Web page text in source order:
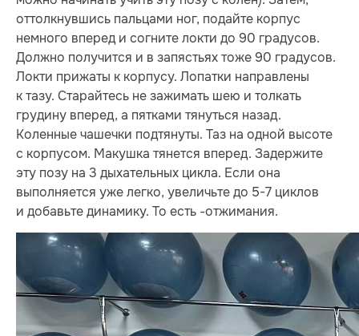
оттолкнувшись пальцами ног, подайте корпус
немного вперед и согните локти до 90 градусов.
Должно получится и в запястьях тоже 90 градусов.
Локти прижаты к корпусу. Лопатки направлены
к тазу. Старайтесь не зажимать шею и толкать
грудину вперед, а пятками тянуться назад.
Коленные чашечки подтянуты. Таз на одной высоте
с корпусом. Макушка тянется вперед. Задержите
эту позу на 3 дыхательных цикла. Если она
выполняется уже легко, увеличьте до 5-7 циклов
и добавьте динамику. То есть -отжимания.